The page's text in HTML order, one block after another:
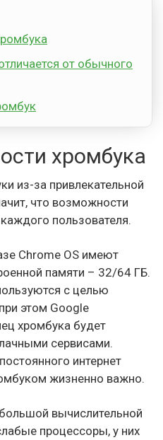
от обычного
хромбука
из-за привлекательной
что возможности
пользователя.
Chrome OS имеют
памяти – 32/64 ГБ.
с целью
этом Google
хромбука будет
сервисами.
интернет
жизненно важно.
вычислительной
процессоры, у них